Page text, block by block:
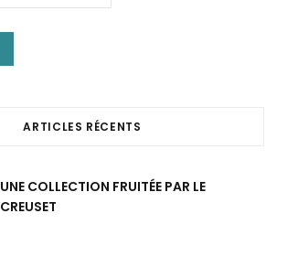
ARTICLES RÉCENTS
UNE COLLECTION FRUITÉE PAR LE
CREUSET